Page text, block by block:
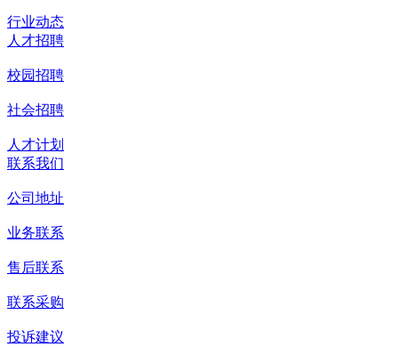
行业动态
人才招聘
校园招聘
社会招聘
人才计划
联系我们
公司地址
业务联系
售后联系
联系采购
投诉建议